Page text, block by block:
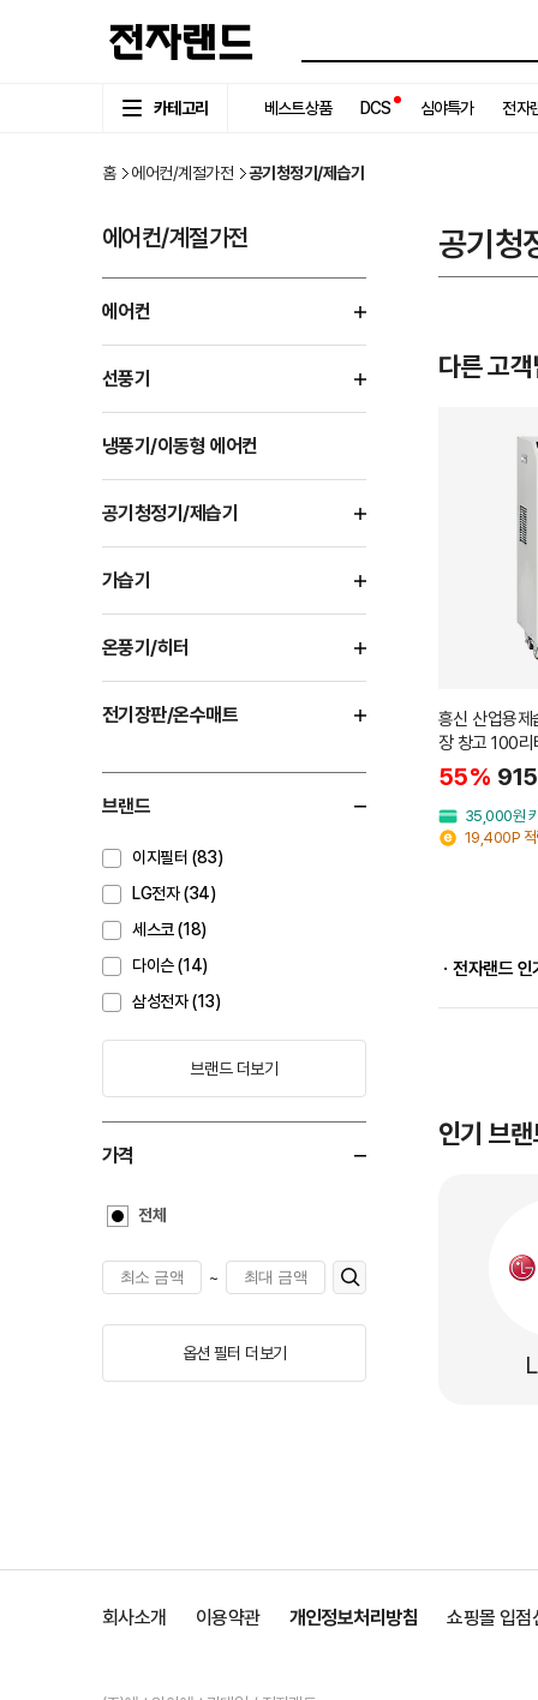
카테고리 베스트상품 DCS 심야특가 전자
홈 에어컨/계절가전 공기청정기/제습기
에어컨/계절가전
에어컨
선풍기
냉풍기/이동형 에어컨
공기청정기/제습기
가습기
온풍기/히터
전기장판/온수매트
브랜드
이지필터 (83)
LG전자 (34)
세스코 (18)
다이슨 (14)
삼성전자 (13)
브랜드 더보기
가격
전체
~
옵션 필터 더보기
공기청
다른 고
흥신 산업용제
장 창고 100리
55%
35,000원
19,400P 적
ㆍ전자랜드 인
인기 브
회사소개 이용약관 개인정보처리방침 쇼핑몰 입점